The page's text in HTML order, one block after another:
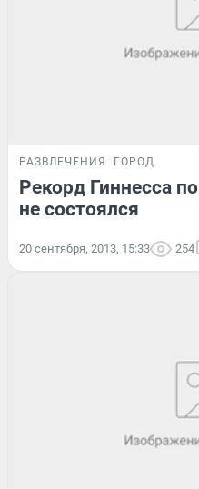
РАЗВЛЕЧЕНИЯ ГОРОД
Рекорд Гиннесса
не состоялся
20 сентября, 2013, 15:33 254